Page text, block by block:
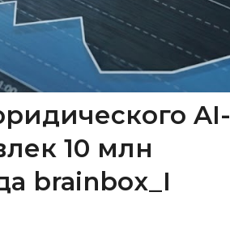
AI-
10 млн
brainbox_I